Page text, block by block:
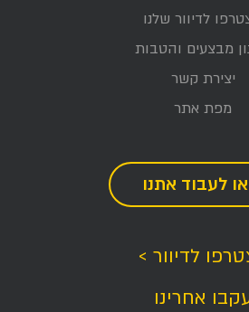
לדיוור שלנו
מבצעים והטבות
יצירת קשר
מפת אתר
לעבוד אתנו
לדיוור >
אחרינו